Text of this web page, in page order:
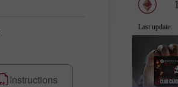
Instructions